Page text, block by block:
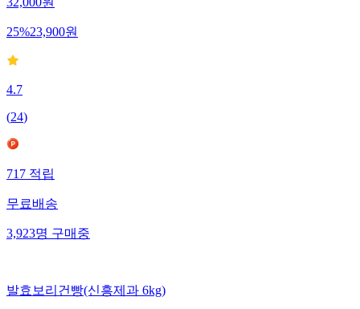
32,000원
25%23,900원
4.7
(24)
717적립
무료배송
3,923명구매중
발효보리건빵(신흥제과 6kg)